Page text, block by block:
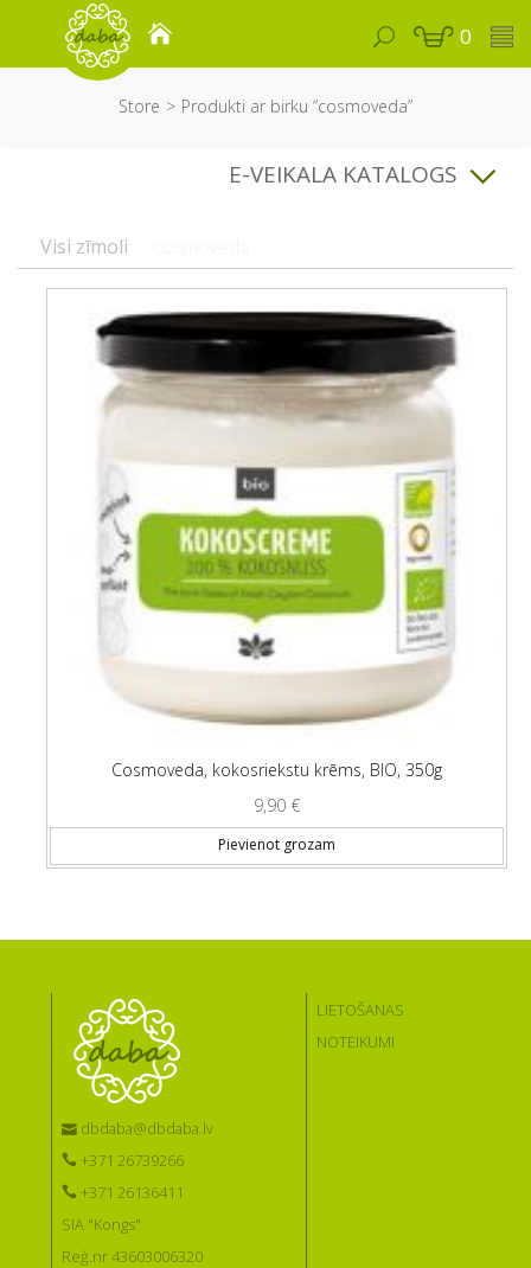
0
Store Produkti ar birku “cosmoveda”
E-VEIKALA KATALOGS
Visi zīmoli
Cosmoveda, kokosriekstu krēms, BIO, 350g
9,90 €
Pievienot grozam
dbdaba@dbdaba.lv
+371 26739266
+371 26136411
SIA "Kongs"
Reģ.nr 43603006320
LIETOŠANAS
NOTEIKUMI